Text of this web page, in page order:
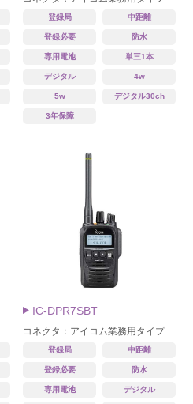
登録局 中距離
登録必要 防水
専用電池 単三1本
デジタル 4w
5w デジタル30ch
3年保障
IC-DPR7SBT
コネクタ：アイコム業務用タイプ
登録局 中距離
登録必要 防水
専用電池 デジタル